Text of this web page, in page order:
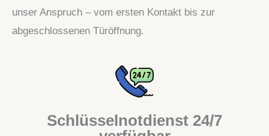
unser Anspruch – vom ersten Kontakt bis zur
abgeschlossenen Türöffnung.
Schlüsselnotdienst 24/7